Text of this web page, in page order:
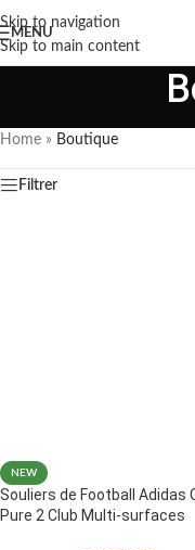
Skip to navigation
Skip to main content
MENU
Home » Boutique
Filtrer
NEW
Souliers de Football Adidas
Pure 2 Club Multi-surfaces